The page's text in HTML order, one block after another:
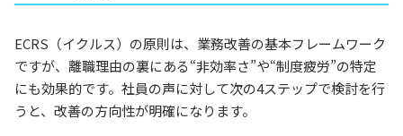
ECRS（イクルス）の原則は、業務改善の基本フレームワーク
ですが、離職理由の裏にある“非効率さ”や“制度疲労”の特定
にも効果的です。社員の声に対して次の4ステップで検討を行
うと、改善の方向性が明確になります。